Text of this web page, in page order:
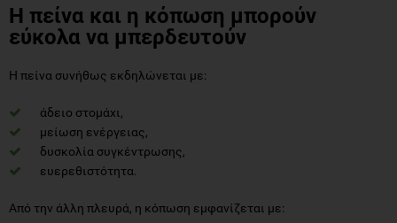
Η πείνα συνήθως εκδηλώνεται με:
μείωση ενέργειας,
ευερεθιστότητα.
Από την άλλη πλευρά, η κόπωση εμφανίζεται με:
υπνηλία,